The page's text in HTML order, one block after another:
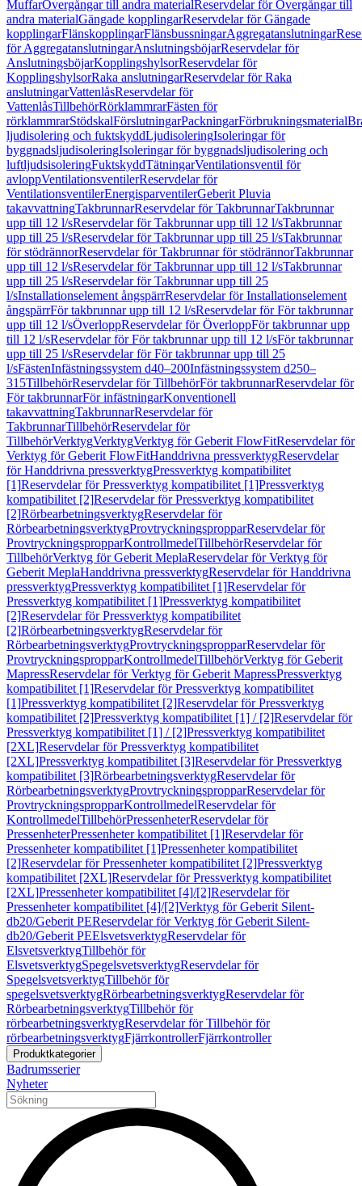
MuffarÖvergångar till andra materialReservdelar för Övergångar till
andra materialGängade kopplingarReservdelar för Gängade
kopplingarFlänskopplingarFlänsbussningarAggregatanslutningar
för AggregatanslutningarAnslutningsböjarReservdelar för
AnslutningsböjarKopplingshylsorReservdelar för
KopplingshylsorRaka anslutningarReservdelar för Raka
anslutningarVattenlåsReservdelar för
VattenlåsTillbehörRörklammrarFästen för
rörklammrarStödskalFörslutningarPackningarFörbrukningsmaterial
ljudisolering och fuktskyddLjudisoleringIsoleringar för
byggnadsljudisoleringIsoleringar för byggnadsljudisolering och
luftljudsisoleringFuktskyddTätningarVentilationsventil för
avloppVentilationsventilerReservdelar för
VentilationsventilerEnergisparventilerGeberit Pluvia
takavvattningTakbrunnarReservdelar för TakbrunnarTakbrunnar
upp till 12 l/sReservdelar för Takbrunnar upp till 12 l/sTakbrunnar
upp till 25 l/sReservdelar för Takbrunnar upp till 25 l/sTakbrunnar
för stödrännorReservdelar för Takbrunnar för stödrännorTakbrunnar
upp till 12 l/sReservdelar för Takbrunnar upp till 12 l/sTakbrunnar
upp till 25 l/sReservdelar för Takbrunnar upp till 25
l/sInstallationselement ångspärrReservdelar för Installationselement
ångspärrFör takbrunnar upp till 12 l/sReservdelar för För takbrunnar
upp till 12 l/sÖverloppReservdelar för ÖverloppFör takbrunnar upp
till 12 l/sReservdelar för För takbrunnar upp till 12 l/sFör takbrunnar
upp till 25 l/sReservdelar för För takbrunnar upp till 25
l/sFästenInfästningssystem d40–200Infästningssystem d250–
315TillbehörReservdelar för TillbehörFör takbrunnarReservdelar för
För takbrunnarFör infästningarKonventionell
takavvattningTakbrunnarReservdelar för
TakbrunnarTillbehörReservdelar för
TillbehörVerktygVerktygVerktyg för Geberit FlowFitReservdelar för
Verktyg för Geberit FlowFitHanddrivna pressverktygReservdelar
för Handdrivna pressverktygPressverktyg kompatibilitet
[1]Reservdelar för Pressverktyg kompatibilitet [1]Pressverktyg
kompatibilitet [2]Reservdelar för Pressverktyg kompatibilitet
[2]RörbearbetningsverktygReservdelar för
RörbearbetningsverktygProvtryckningspropparReservdelar för
ProvtryckningspropparKontrollmedelTillbehörReservdelar för
TillbehörVerktyg för Geberit MeplaReservdelar för Verktyg för
Geberit MeplaHanddrivna pressverktygReservdelar för Handdrivna
pressverktygPressverktyg kompatibilitet [1]Reservdelar för
Pressverktyg kompatibilitet [1]Pressverktyg kompatibilitet
[2]Reservdelar för Pressverktyg kompatibilitet
[2]RörbearbetningsverktygReservdelar för
RörbearbetningsverktygProvtryckningspropparReservdelar för
ProvtryckningspropparKontrollmedelTillbehörVerktyg för Geberit
MapressReservdelar för Verktyg för Geberit MapressPressverktyg
kompatibilitet [1]Reservdelar för Pressverktyg kompatibilitet
[1]Pressverktyg kompatibilitet [2]Reservdelar för Pressverktyg
kompatibilitet [2]Pressverktyg kompatibilitet [1] / [2]Reservdelar för
Pressverktyg kompatibilitet [1] / [2]Pressverktyg kompatibilitet
[2XL]Reservdelar för Pressverktyg kompatibilitet
[2XL]Pressverktyg kompatibilitet [3]Reservdelar för Pressverktyg
kompatibilitet [3]RörbearbetningsverktygReservdelar för
RörbearbetningsverktygProvtryckningspropparReservdelar för
ProvtryckningspropparKontrollmedelReservdelar för
KontrollmedelTillbehörPressenheterReservdelar för
PressenheterPressenheter kompatibilitet [1]Reservdelar för
Pressenheter kompatibilitet [1]Pressenheter kompatibilitet
[2]Reservdelar för Pressenheter kompatibilitet [2]Pressverktyg
kompatibilitet [2XL]Reservdelar för Pressverktyg kompatibilitet
[2XL]Pressenheter kompatibilitet [4]/[2]Reservdelar för
Pressenheter kompatibilitet [4]/[2]Verktyg för Geberit Silent-
db20/Geberit PEReservdelar för Verktyg för Geberit Silent-
db20/Geberit PEElsvetsverktygReservdelar för
ElsvetsverktygTillbehör för
ElsvetsverktygSpegelsvetsverktygReservdelar för
SpegelsvetsverktygTillbehör för
spegelsvetsverktygRörbearbetningsverktygReservdelar för
RörbearbetningsverktygTillbehör för
rörbearbetningsverktygReservdelar för Tillbehör för
rörbearbetningsverktygFjärrkontrollerFjärrkontroller
Produktkategorier
Badrumsserier
Nyheter